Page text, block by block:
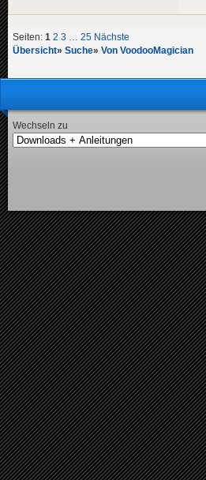
Seiten: 1 2 3 … 25 Nächste
Übersicht» Suche» Von VoodooMagician
Wechseln zu